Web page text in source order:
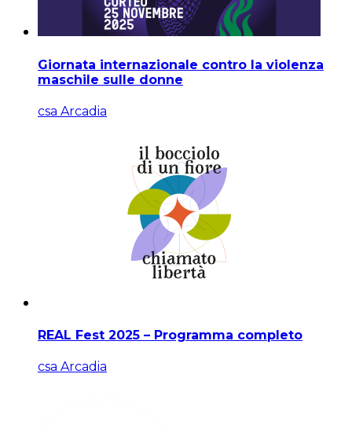
Giornata internazionale contro la violenza
maschile sulle donne
csa Arcadia
REAL Fest 2025 – Programma completo
csa Arcadia